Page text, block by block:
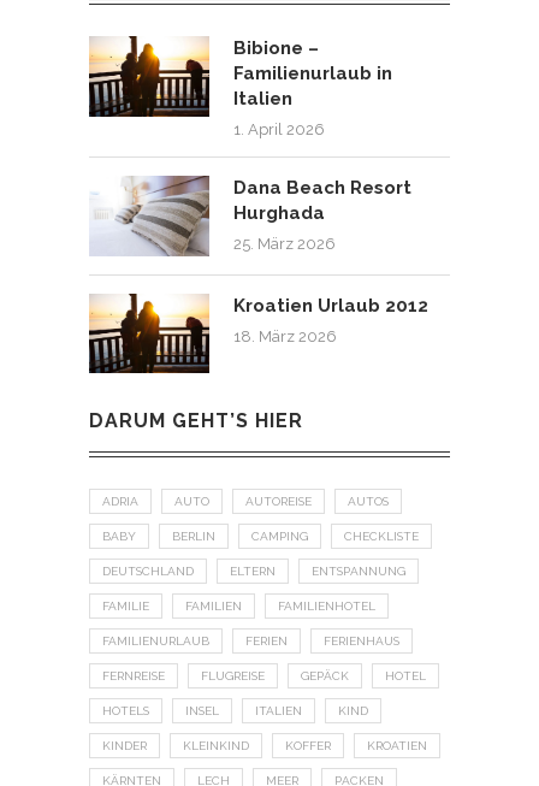
Bibione –
Familienurlaub in
Italien
1. April 2026
Dana Beach Resort
Hurghada
25. März 2026
Kroatien Urlaub 2012
18. März 2026
DARUM GEHT’S HIER
ADRIA AUTO AUTOREISE AUTOS
BABY BERLIN CAMPING CHECKLISTE
DEUTSCHLAND ELTERN ENTSPANNUNG
FAMILIE FAMILIEN FAMILIENHOTEL
FAMILIENURLAUB FERIEN FERIENHAUS
FERNREISE FLUGREISE GEPÄCK HOTEL
HOTELS INSEL ITALIEN KIND
KINDER KLEINKIND KOFFER KROATIEN
KÄRNTEN LECH MEER PACKEN